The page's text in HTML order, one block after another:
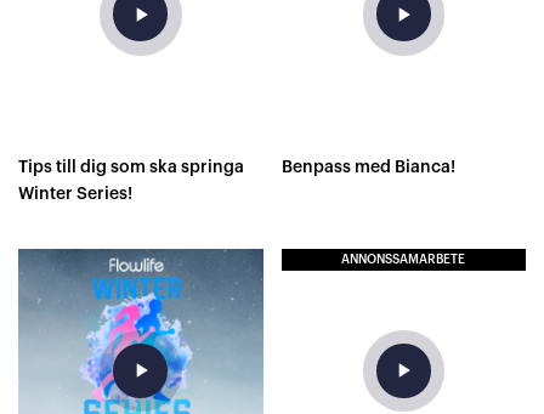
play_arrow
Tips till dig som ska springa
Winter Series!
play_arrow
Benpass med Bianca!
play_arrow
ANNONSSAMARBETE
play_arrow